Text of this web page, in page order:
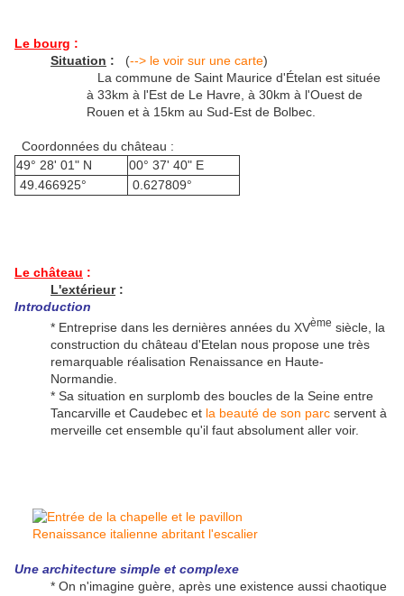
Le bourg :
Situation : (--> le voir sur une carte)
La commune de Saint Maurice d'Ételan est située
à 33km à l'Est de Le Havre, à 30km à l'Ouest de
Rouen et à 15km au Sud-Est de Bolbec.
Coordonnées du château :
49° 28' 01" N
00° 37' 40" E
49.466925°
0.627809°
Le château :
L'extérieur:
Introduction
* Entreprise dans les dernières années du XVème siècle, la
construction du château d'Etelan nous propose une très
remarquable réalisation Renaissance en Haute-
Normandie.
* Sa situation en surplomb des boucles de la Seine entre
Tancarville et Caudebec et la beauté de son parc servent à
merveille cet ensemble qu'il faut absolument aller voir.
Une architecture simple et complexe
* On n'imagine guère, après une existence aussi chaotique